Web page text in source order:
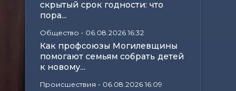
скрытый срок годности: что
пора...
Общество - 06.08.2026 16:32
Как профсоюзы Могилевщины
помогают семьям собрать детей
к новому...
Происшествия - 06.08.2026 16:09